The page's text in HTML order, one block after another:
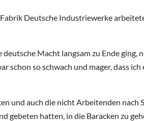
Deutsche Industriewerke
Macht langsam zu Ende
schon so schwach und mager, dass
und auch die nicht Arbeitenden
gebeten hatten, in die Baracken zu